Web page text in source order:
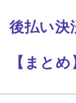
後払い決
【まとめ